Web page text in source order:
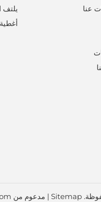
عنا
يلتف
Sitemap | مدعوم من